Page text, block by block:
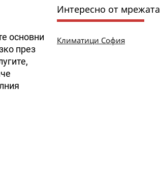
основни
през
Интересно от мрежата
Климатици София